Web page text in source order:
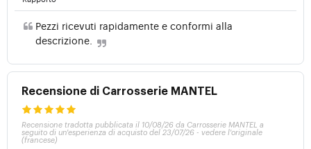
Pezzi ricevuti rapidamente e conformi alla
descrizione.
Recensione di Carrosserie MANTEL
Recensione tradotta pubblicata il 10/08/26 da Carrosserie MANTEL a
seguito di un'esperienza di acquisto del 23/07/26 - vedere l'originale
(francese)